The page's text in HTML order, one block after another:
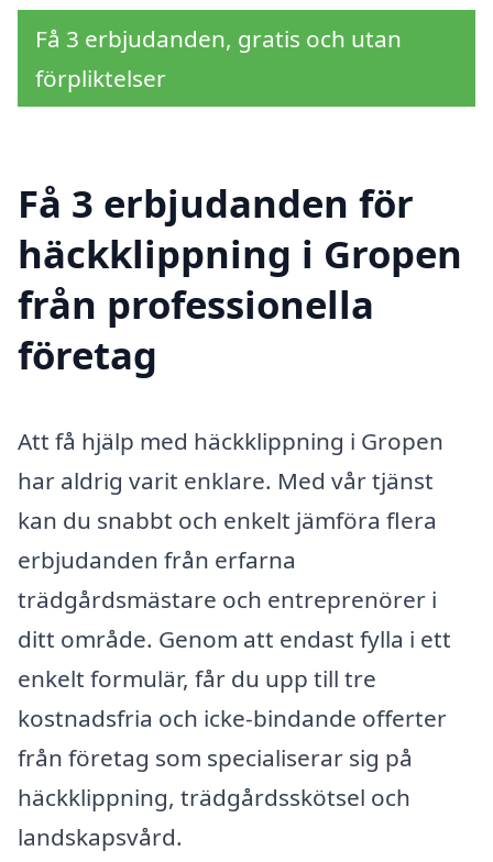
Få 3 erbjudanden, gratis och utan
förpliktelser
Få 3 erbjudanden för
häckklippning i Gropen
från professionella
företag
Att få hjälp med häckklippning i Gropen
har aldrig varit enklare. Med vår tjänst
kan du snabbt och enkelt jämföra flera
erbjudanden från erfarna
trädgårdsmästare och entreprenörer i
ditt område. Genom att endast fylla i ett
enkelt formulär, får du upp till tre
kostnadsfria och icke-bindande offerter
från företag som specialiserar sig på
häckklippning, trädgårdsskötsel och
landskapsvård.